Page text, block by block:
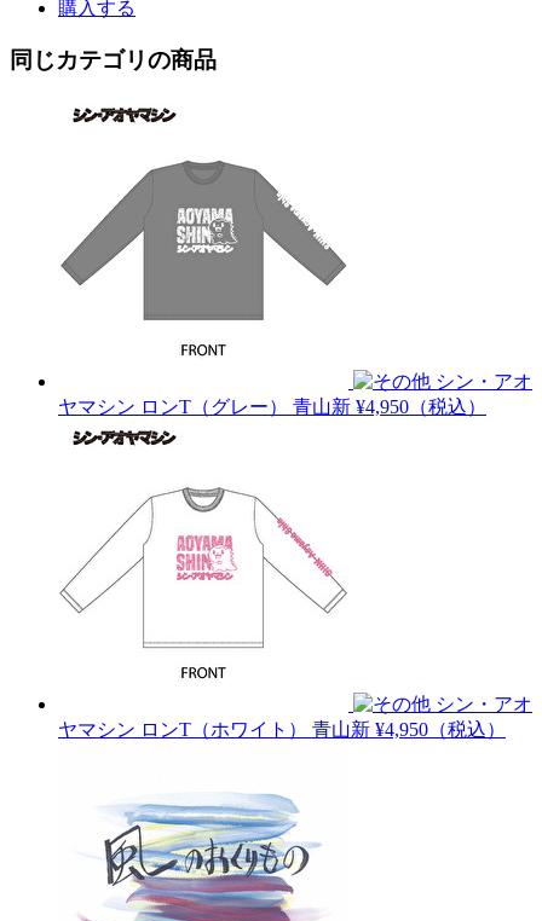
購入する
同じカテゴリの商品
シン・アオ
ヤマシン ロンT（グレー） 青山新 ¥4,950（税込）
シン・アオ
ヤマシン ロンT（ホワイト） 青山新 ¥4,950（税込）